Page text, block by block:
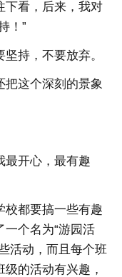
下看，后来，我对
！”
持，不要放弃。
把这个深刻的景象
最开心，最有趣
校都要搞一些有趣
一个名为“游园活
活动，而且每个班
的活动有兴趣，